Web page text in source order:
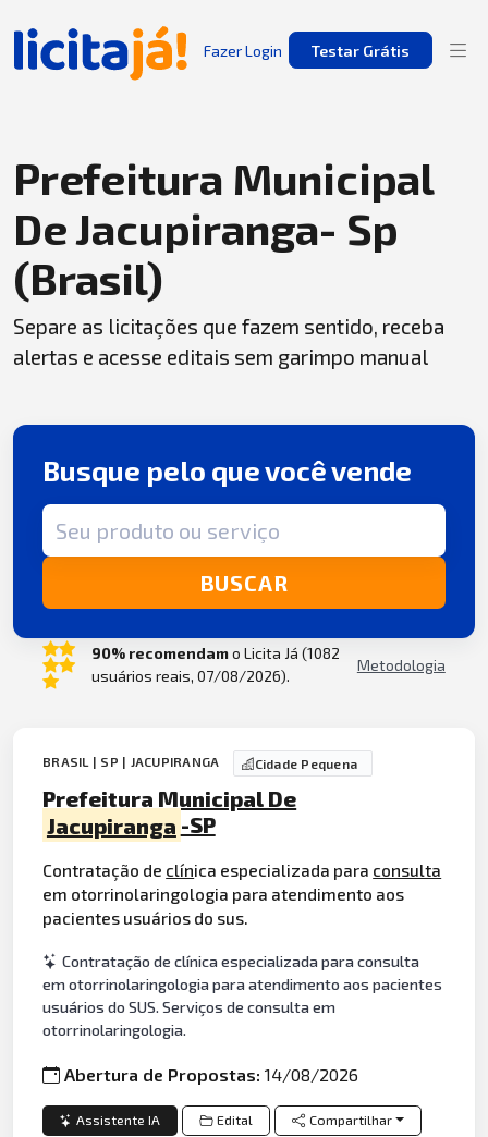
Fazer Login Testar Grátis
Prefeitura Municipal
De Jacupiranga- Sp
(Brasil)
Separe as licitações que fazem sentido, receba
alertas e acesse editais sem garimpo manual
Busque pelo que você vende
Termo de busca
BUSCAR
90% recomendamo Licita Já (1082
usuários reais, 07/08/2026).
Metodologia
BRASIL | SP | JACUPIRANGA Cidade Pequena
Prefeitura Municipal De
Jacupiranga -SP
Contratação de clínica especializada para consulta
em otorrinolaringologia para atendimento aos
pacientes usuários do sus.
Contratação de clínica especializada para consulta
em otorrinolaringologia para atendimento aos pacientes
usuários do SUS. Serviços de consulta em
otorrinolaringologia.
Abertura de Propostas:14/08/2026
Assistente IA Edital Compartilhar